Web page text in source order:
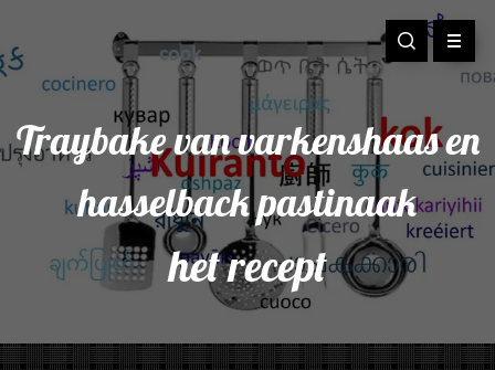
Traybake van varkenshaas en
hasselback pastinaak
het recept